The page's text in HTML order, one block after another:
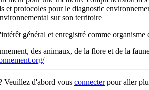
et protocoles pour le diagnostic
sur son territoire
général et enregistré comme organisme
des animaux, de la flore et de la
Veuillez d'abord vous connecterpour aller